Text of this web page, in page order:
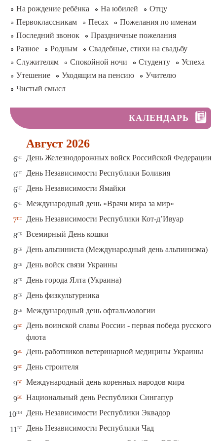
На рождение ребёнка
На юбилей
Отцу
Первоклассникам
Песах
Пожелания по именам
Последний звонок
Праздничные пожелания
Разное
Родным
Свадебные, стихи на свадьбу
Служителям
Спокойной ночи Студенту
Успеха
Утешение
Уходящим на пенсию
Учителю
Чистый смысл
КАЛЕНДАРЬ
Август 2026
6чт День Железнодорожных войск Российской Федерации
6чт День Независимости Республики Боливия
6чт День Независимости Ямайки
6чт Международный день «Врачи мира за мир»
7пт День Независимости Республики Кот-д’Ивуар
8сб Всемирный День кошки
8сб День альпиниста (Международный день альпинизма)
8сб День войск связи Украины
8сб День города Ялта (Украина)
8сб День физкультурника
8сб Международный день офтальмологии
9вс
День воинской славы России - первая победа русского
флота
9вс День работников ветеринарной медицины Украины
9вс День строителя
9вс Международный день коренных народов мира
9вс Национальный день Республики Сингапур
10пн День Независимости Республики Эквадор
11 вт День Независимости Республики Чад